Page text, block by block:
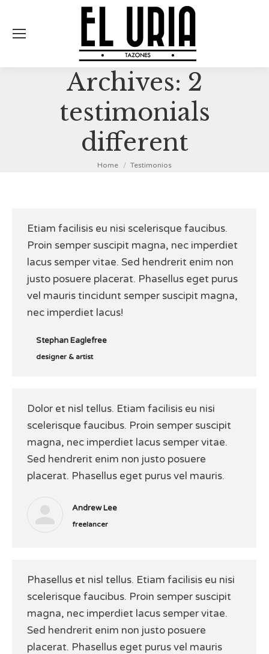
Archives: 2
testimonials
different
You are here:
Home Testimonios
Etiam facilisis eu nisi scelerisque faucibus.
Proin semper suscipit magna, nec imperdiet
lacus semper vitae. Sed hendrerit enim non
justo posuere placerat. Phasellus eget purus
vel mauris tincidunt semper suscipit magna,
nec imperdiet lacus!
Stephan Eaglefree
designer & artist
Dolor et nisl tellus. Etiam facilisis eu nisi
scelerisque faucibus. Proin semper suscipit
magna, nec imperdiet lacus semper vitae.
Sed hendrerit enim non justo posuere
placerat. Phasellus eget purus vel mauris.
Andrew Lee
freelancer
Phasellus et nisl tellus. Etiam facilisis eu nisi
scelerisque faucibus. Proin semper suscipit
magna, nec imperdiet lacus semper vitae.
Sed hendrerit enim non justo posuere
placerat. Phasellus eget purus vel mauris